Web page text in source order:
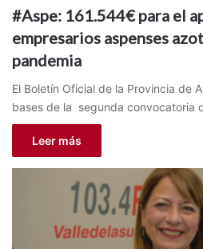
#Aspe: 161.544€ para el
empresarios aspenses
pandemia
El Boletín Oficial de la Provincia de
bases de la segunda convocatoria
Leer más